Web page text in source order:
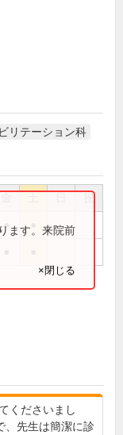
リテーション科
祝
●ます。来院前
×閉じる
くださいまし
、先生は簡潔に診